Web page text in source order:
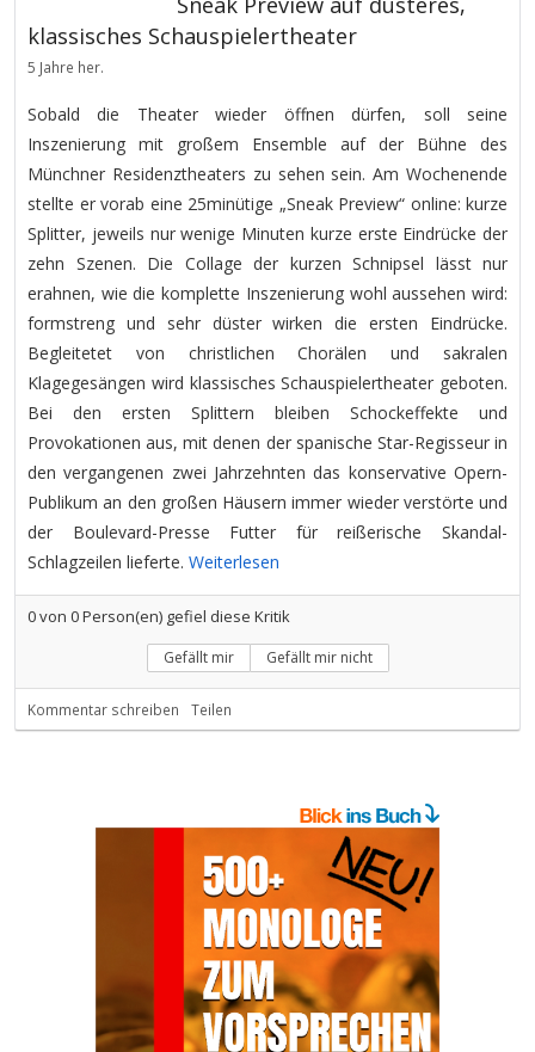
klassisches Schauspielertheater
5 Jahre her.
Sobald die Theater wieder öffnen dürfen, soll seine
Inszenierung mit großem Ensemble auf der Bühne des
Münchner Residenztheaters zu sehen sein. Am Wochenende
stellte er vorab eine 25minütige „Sneak Preview“ online: kurze
Splitter, jeweils nur wenige Minuten kurze erste Eindrücke der
zehn Szenen. Die Collage der kurzen Schnipsel lässt nur
erahnen, wie die komplette Inszenierung wohl aussehen wird:
formstreng und sehr düster wirken die ersten Eindrücke.
Begleitetet von christlichen Chorälen und sakralen
Klagegesängen wird klassisches Schauspielertheater geboten.
Bei den ersten Splittern bleiben Schockeffekte und
Provokationen aus, mit denen der spanische Star-Regisseur in
den vergangenen zwei Jahrzehnten das konservative Opern-
Publikum an den großen Häusern immer wieder verstörte und
der Boulevard-Presse Futter für reißerische Skandal-
Schlagzeilen lieferte. Weiterlesen
0von 0Person(en) gefiel diese Kritik
Gefällt mir Gefällt mir nicht
Kommentar schreiben Teilen